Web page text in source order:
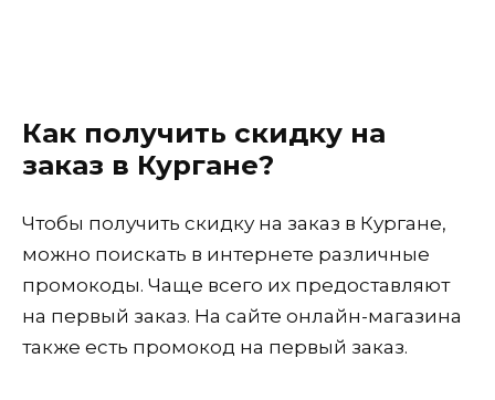
Как получить скидку на
заказ в Кургане?
Чтобы получить скидку на заказ в Кургане,
можно поискать в интернете различные
промокоды. Чаще всего их предоставляют
на первый заказ. На сайте онлайн-магазина
также есть промокод на первый заказ.